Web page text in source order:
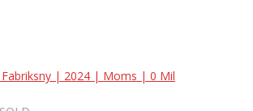
| 2024 | Moms | 0 Mil